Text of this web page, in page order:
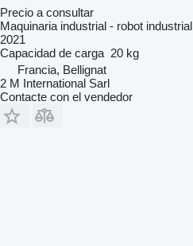
Precio a consultar
Maquinaria industrial - robot industrial
2021
Capacidad de carga 20 kg
Francia, Bellignat
2 M International Sarl
Contacte con el vendedor